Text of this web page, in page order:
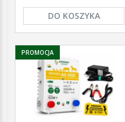
DO KOSZYKA
PROMOCJA